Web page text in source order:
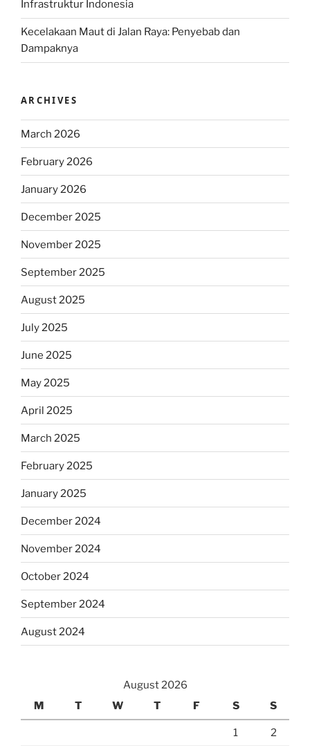
Infrastruktur Indonesia
Kecelakaan Maut di Jalan Raya: Penyebab dan
Dampaknya
ARCHIVES
March 2026
February 2026
January 2026
December 2025
November 2025
September 2025
August 2025
July 2025
June 2025
May 2025
April 2025
March 2025
February 2025
January 2025
December 2024
November 2024
October 2024
September 2024
August 2024
August 2026
M
T W T F S S
1 2